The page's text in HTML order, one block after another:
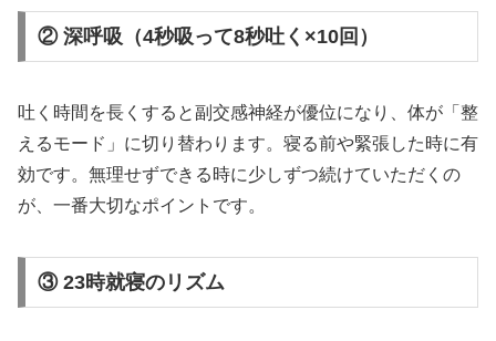
② 深呼吸（4秒吸って8秒吐く×10回）
吐く時間を長くすると副交感神経が優位になり、体が「整
えるモード」に切り替わります。寝る前や緊張した時に有
効です。無理せずできる時に少しずつ続けていただくの
が、一番大切なポイントです。
③ 23時就寝のリズム